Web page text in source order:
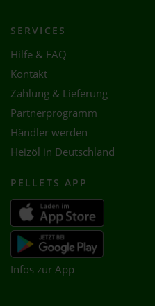
SERVICES
Hilfe & FAQ
Kontakt
Zahlung & Lieferung
Partnerprogramm
Händler werden
Heizöl in Deutschland
PELLETS APP
Infos zur App